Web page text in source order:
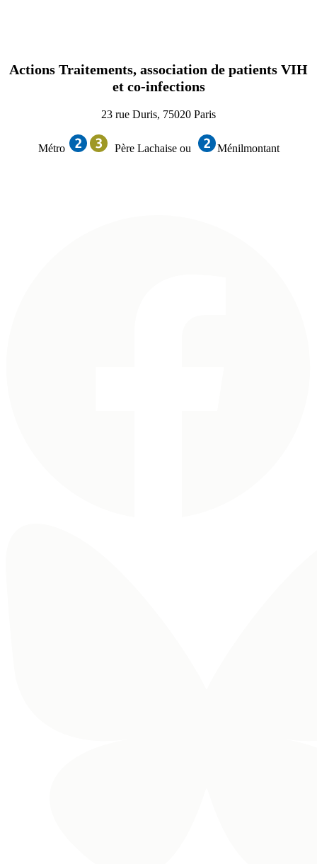
Actions Traitements, association de patients VIH
et co-infections
23 rue Duris, 75020 Paris
Métro Père Lachaise ou Ménilmontant